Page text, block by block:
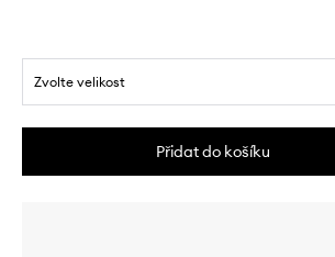
Zvolte velikost
Přidat do košíku